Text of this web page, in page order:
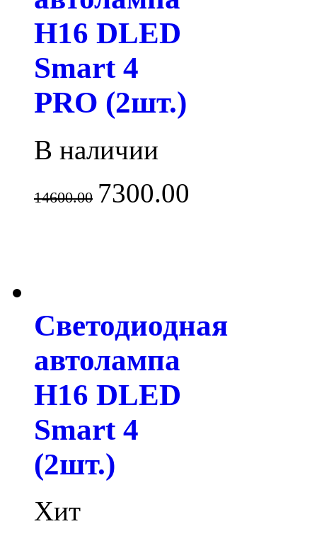
H16 DLED
Smart 4
PRO (2шт.)
В наличии
14600.00 7300.00
Светодиодная
автолампа
H16 DLED
Smart 4
(2шт.)
Хит